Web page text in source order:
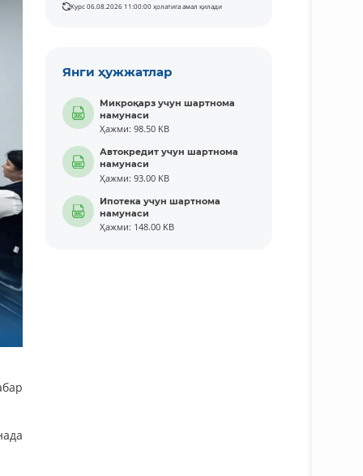
Курс 06.08.2026 11:00:00 ҳолатига амал қилади
Янги ҳужжатлар
Микроқарз учун шартнома
намунаси
Ҳажми: 98.50 KB
Автокредит учун шартнома
намунаси
Ҳажми: 93.00 KB
Ипотека учун шартнома
намунаси
Ҳажми: 148.00 KB